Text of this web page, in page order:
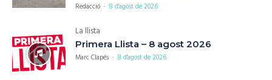
Redacció - 8 d'agost de 2026
La llista
Primera Llista – 8 agost 2026
Marc Clapés - 8 d'agost de 2026